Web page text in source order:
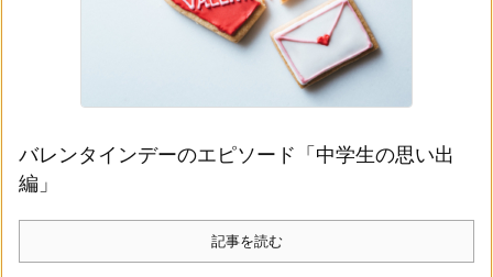
バレンタインデーのエピソード「中学生の思い出
編」
記事を読む